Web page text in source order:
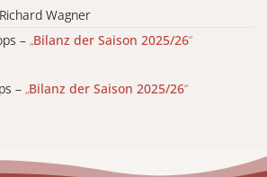
Wagner
– „Bilanz der Saison 2025/26“
– „Bilanz der Saison 2025/26“